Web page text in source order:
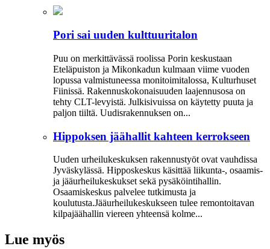
Pori sai uuden kulttuuritalon
Puu on merkittävässä roolissa Porin keskustaan
Eteläpuiston ja Mikonkadun kulmaan viime vuoden
lopussa valmistuneessa moni­toimitalossa, Kulturhuset
Fiinissä. Rakennuskokonaisuuden laajennusosa on
tehty CLT-levyistä. Julkisivuissa on käytetty puuta ja
paljon tiiltä. Uudisrakennuksen on...
Hippoksen jäähallit kahteen kerrokseen
Uuden urheilukeskuksen rakennustyöt ovat vauhdissa
Jyväskylässä. Hipposkeskus käsittää liikunta-, osaamis-
ja jääurheilukeskukset sekä pysäköintihallin.
Osaamiskeskus palvelee tutkimusta ja
koulutusta.Jääurheilukeskukseen tulee remontoitavan
kilpajäähallin viereen yhteensä kolme...
Lue myös